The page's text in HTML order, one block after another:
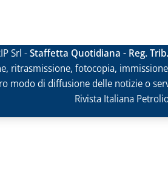
Srl -Staffetta Quotidiana - Reg.
ritrasmissione, fotocopia,
modo di diffusione delle notizie o
Rivista Italiana